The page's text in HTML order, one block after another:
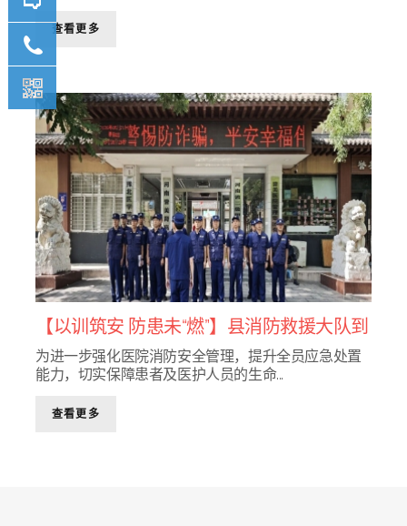
查看更多
【以训筑安 防患未“燃”】县消防救援大队到
我院开展灭火救援演练
为进一步强化医院消防安全管理，提升全员应急处置
能力，切实保障患者及医护人员的生命...
查看更多
详情咨
询我们
400-
6591-